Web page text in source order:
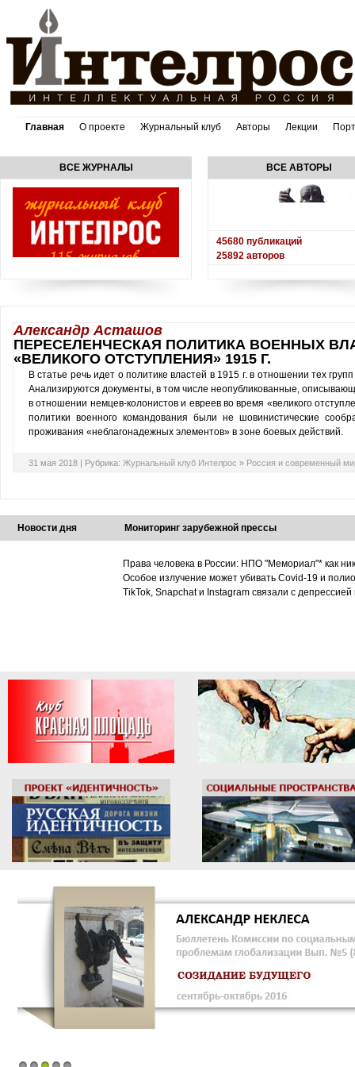
Главная О проекте Журнальный клуб Авторы Лекции
ВСЕ ЖУРНАЛЫ ВСЕ АВТОРЫ
45680 публикаций
25892 авторов
Александр Асташов
ПЕРЕСЕЛЕНЧЕСКАЯ ПОЛИТИКА ВОЕННЫХ
«ВЕЛИКОГО ОТСТУПЛЕНИЯ» 1915 Г.
В статье речь идет о политике властей в 1915 г. в отношении тех
Анализируются документы, в том числе неопубликованные,
в отношении немцев-колонистов и евреев во время «великого
политики военного командования были не шовинистические
проживания «неблагонадежных элементов» в зоне боевых действий.
31 мая 2018 | Рубрика: Журнальный клуб Интелрос » Россия и современный
Новости дня Мониторинг зарубежной прессы
Права человека в России: НПО "Мемориал"* как
Особое излучение может убивать Covid-19 и
TikTok, Snapchat и Instagram связали с